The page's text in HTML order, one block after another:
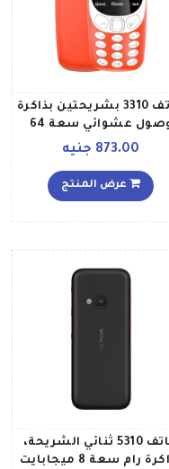
هاتف 3310 بشريحتين بذاكرة
وصول عشوائي سعة 64
ميجابايت وذاكرة داخلية
تقنية 3G، لون أحمر دافئ
873.00 جنيه
عرض المنتج
هاتف 5310 ثنائي الشريحة،
بذاكرة رام سعة 8 ميجابايت